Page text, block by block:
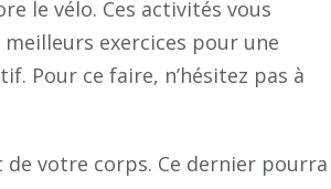
le vélo. Ces activités vous
exercices pour une
Pour ce faire, n’hésitez pas à
votre corps. Ce dernier pourra